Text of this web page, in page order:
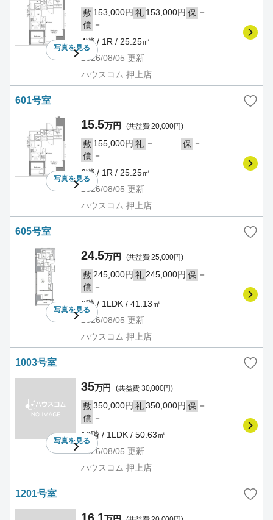
写真を見る
敷 153,000円 礼 153,000円 保 －
償 －
4階 / 1R / 25.25㎡
2026/08/05 更新
ハウスコム 押上店
601号室
写真を見る
15.5万円 (共益費 20,000円)
敷 155,000円 礼 － 保 －
償 －
6階 / 1R / 25.25㎡
2026/08/05 更新
ハウスコム 押上店
605号室
写真を見る
24.5万円 (共益費 25,000円)
敷 245,000円 礼 245,000円 保 －
償 －
6階 / 1LDK / 41.13㎡
2026/08/05 更新
ハウスコム 押上店
1003号室
写真を見る
35万円 (共益費 30,000円)
敷350,000円 礼350,000円 保 －
償 －
10階 / 1LDK / 50.63㎡
2026/08/05 更新
ハウスコム 押上店
1201号室
16.1